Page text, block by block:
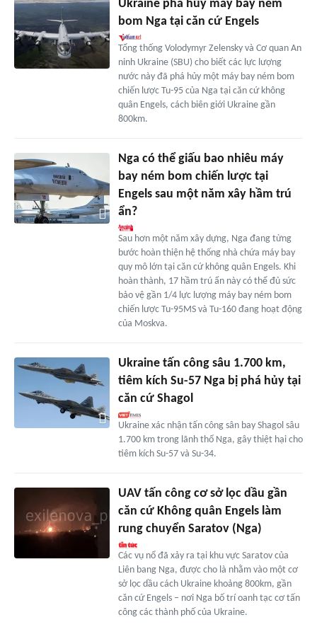
Ukraine phá hủy máy bay ném
bom Nga tại căn cứ Engels
Tổng thống Volodymyr Zelensky và Cơ quan An
ninh Ukraine (SBU) cho biết các lực lượng
nước này đã phá hủy một máy bay ném bom
chiến lược Tu-95 của Nga tại căn cứ không
quân Engels, cách biên giới Ukraine gần
800km.
Nga có thể giấu bao nhiêu máy
bay ném bom chiến lược tại
Engels sau một năm xây hầm trú
ẩn?
Sau hơn một năm xây dựng, Nga đang từng
bước hoàn thiện hệ thống nhà chứa máy bay
quy mô lớn tại căn cứ không quân Engels. Khi
hoàn thành, 17 hầm trú ẩn này có thể đủ sức
bảo vệ gần 1/4 lực lượng máy bay ném bom
chiến lược Tu-95MS và Tu-160 đang hoạt động
của Moskva.
Ukraine tấn công sâu 1.700 km,
tiêm kích Su-57 Nga bị phá hủy tại
căn cứ Shagol
Ukraine xác nhận tấn công sân bay Shagol sâu
1.700 km trong lãnh thổ Nga, gây thiệt hại cho
tiêm kích Su-57 và Su-34.
UAV tấn công cơ sở lọc dầu gần
căn cứ Không quân Engels làm
rung chuyển Saratov (Nga)
Các vụ nổ đã xảy ra tại khu vực Saratov của
Liên bang Nga, được cho là nhằm vào một cơ
sở lọc dầu cách Ukraine khoảng 800km, gần
căn cứ Engels – nơi Nga bố trí oanh tạc cơ tấn
công các thành phố của Ukraine.